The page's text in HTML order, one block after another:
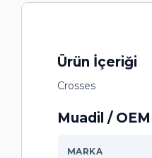
Ürün İçeriği
Crosses
Muadil / OEM
MARKA